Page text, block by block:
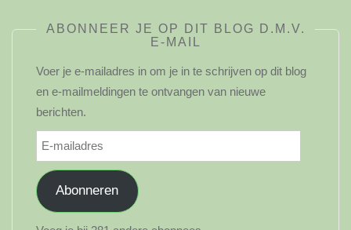
ABONNEER JE OP DIT BLOG D.M.V.
E-MAIL
Voer je e-mailadres in om je in te schrijven op dit blog
en e-mailmeldingen te ontvangen van nieuwe
berichten.
E-
mailadres
Abonneren